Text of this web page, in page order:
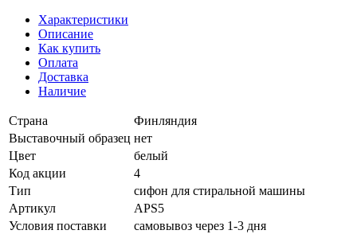
Характеристики
Описание
Как купить
Оплата
Доставка
Наличие
Страна
Финляндия
Выставочный образец нет
Цвет
белый
Код акции
4
Тип
сифон для стиральной машины
Артикул
APS5
Условия поставки
самовывоз через 1-3 дня